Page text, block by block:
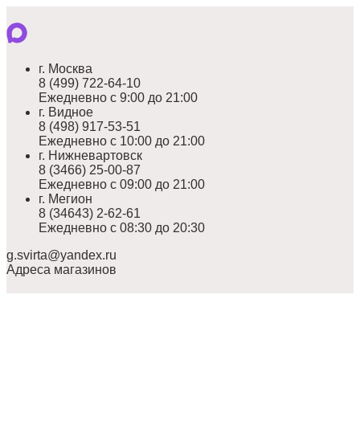
г. Москва
8 (499) 722-64-10
Ежедневно с 9:00 до 21:00
г. Видное
8 (498) 917-53-51
Ежедневно с 10:00 до 21:00
г. Нижневартовск
8 (3466) 25-00-87
Ежедневно с 09:00 до 21:00
г. Мегион
8 (34643) 2-62-61
Ежедневно с 08:30 до 20:30
g.svirta@yandex.ru
Адреса магазинов